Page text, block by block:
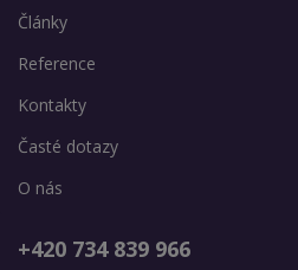
Články
Reference
Kontakty
Časté dotazy
O nás
+420 734 839 966